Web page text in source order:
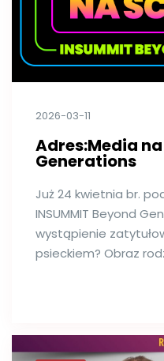
2026-03-11
Adres:Media
Generations
Już 24 kwietnia br.
INSUMMIT Beyond
wystąpienie
psieckiem? Obraz